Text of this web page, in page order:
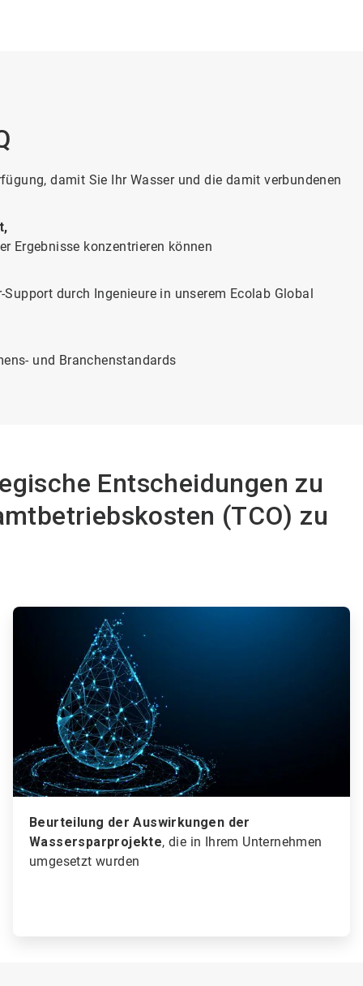
damit Sie Ihr Wasser und die damit verbundenen
Ergebnisse konzentrieren können
durch Ingenieure in unserem Ecolab Global
und Branchenstandards
Entscheidungen zu
(TCO) zu
ArticleTile
Beurteilung der Auswirkungen der
Wassersparprojekte, die in Ihrem Unternehmen
umgesetzt wurden